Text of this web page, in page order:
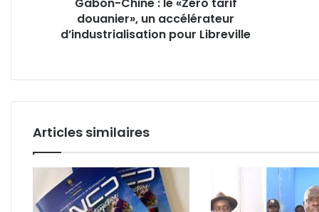
Libreville
Gabon-Chine : le «Zéro tarif
douanier», un accélérateur
d’industrialisation pour Libreville
Articles similaires